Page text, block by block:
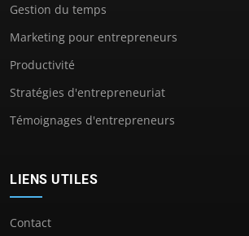
Gestion du temps
Marketing pour entrepreneurs
Productivité
Stratégies d'entrepreneuriat
Témoignages d'entrepreneurs
LIENS UTILES
Contact